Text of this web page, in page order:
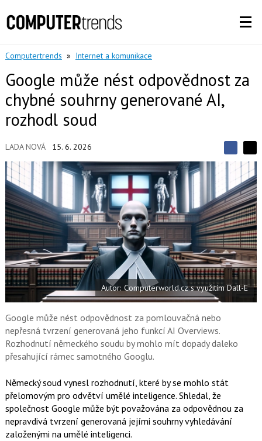
Computertrends » Internet a komunikace
Google může nést odpovědnost za
chybné souhrny generované AI,
rozhodl soud
LADA NOVÁ 15. 6. 2026
S
í
l
e
t
S
d
e
j
t
e
n
a
F
a
c
e
b
o
k
í
l
e
j
t
e
n
a
s
í
t
i
X
Autor: Computerworld.cz s využitím Dall-E
Google může nést odpovědnost za pomlouvačná nebo
nepřesná tvrzení generovaná jeho funkcí AI Overviews.
Rozhodnutí německého soudu by mohlo mít dopady daleko
přesahující rámec samotného Googlu.
Německý soud vynesl rozhodnutí, které by se mohlo stát
přelomovým pro odvětví umělé inteligence. Shledal, že
společnost Google může být považována za odpovědnou za
nepravdivá tvrzení generovaná jejími souhrny vyhledávání
založenými na umělé inteligenci.